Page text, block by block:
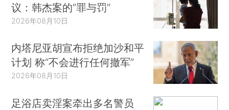
议：韩杰案的“罪与罚”
2026年08月10日
内塔尼亚胡宣布拒绝加沙和平
计划 称“不会进行任何撤军”
2026年08月10日
足浴店卖淫案牵出多名警员